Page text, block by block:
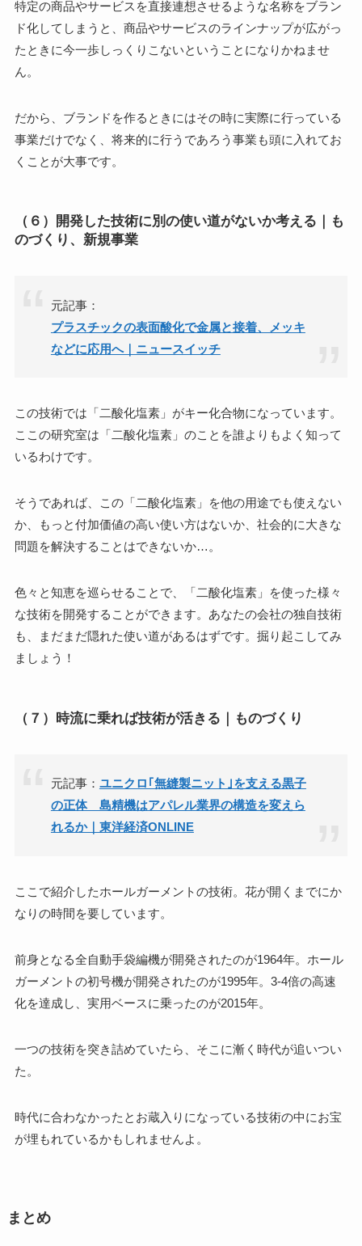
特定の商品やサービスを直接連想させるような名称をブラン
ド化してしまうと、商品やサービスのラインナップが広がっ
たときに今一歩しっくりこないということになりかねませ
ん。
だから、ブランドを作るときにはその時に実際に行っている
事業だけでなく、将来的に行うであろう事業も頭に入れてお
くことが大事です。
（６）開発した技術に別の使い道がないか考える｜も
のづくり、新規事業
元記事：
プラスチックの表面酸化で金属と接着、メッキ
などに応用へ｜ニュースイッチ
この技術では「二酸化塩素」がキー化合物になっています。
ここの研究室は「二酸化塩素」のことを誰よりもよく知って
いるわけです。
そうであれば、この「二酸化塩素」を他の用途でも使えない
か、もっと付加価値の高い使い方はないか、社会的に大きな
問題を解決することはできないか…。
色々と知恵を巡らせることで、「二酸化塩素」を使った様々
な技術を開発することができます。あなたの会社の独自技術
も、まだまだ隠れた使い道があるはずです。掘り起こしてみ
ましょう！
（７）時流に乗れば技術が活きる｜ものづくり
元記事： ユニクロ｢無縫製ニット｣を支える黒子
の正体 島精機はアパレル業界の構造を変えら
れるか｜東洋経済ONLINE
ここで紹介したホールガーメントの技術。花が開くまでにか
なりの時間を要しています。
前身となる全自動手袋編機が開発されたのが1964年。ホール
ガーメントの初号機が開発されたのが1995年。3-4倍の高速
化を達成し、実用ベースに乗ったのが2015年。
一つの技術を突き詰めていたら、そこに漸く時代が追いつい
た。
時代に合わなかったとお蔵入りになっている技術の中にお宝
が埋もれているかもしれませんよ。
まとめ